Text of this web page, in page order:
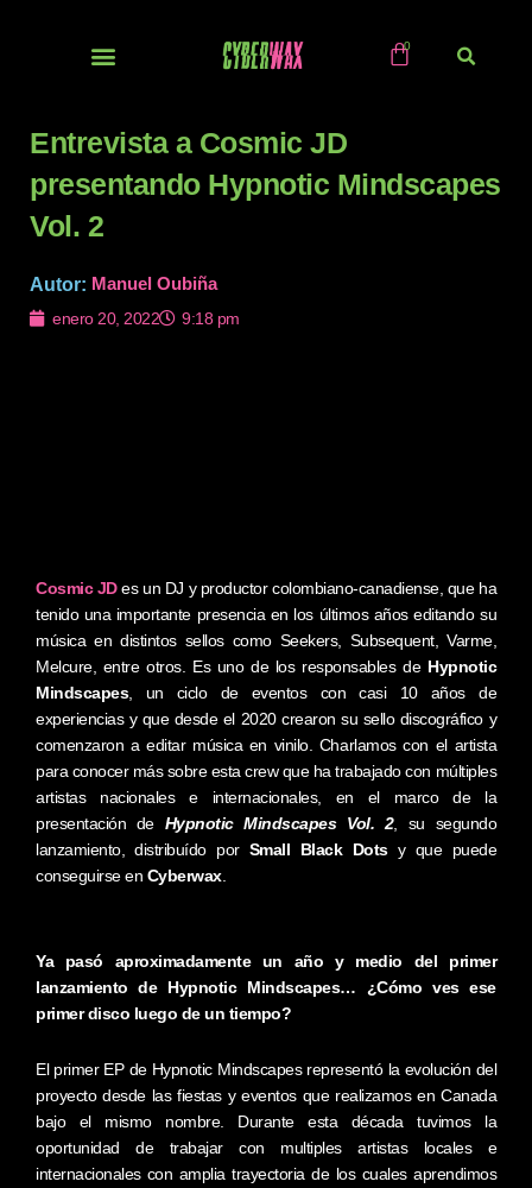
Entrevista a Cosmic JD
presentando Hypnotic Mindscapes
Vol. 2
Autor:‎ ‎ Manuel Oubiña
enero 20, 2022 9:18 pm
Cosmic JDes un DJ y productor colombiano-canadiense, que ha
tenido una importante presencia en los últimos años editando su
música en distintos sellos como Seekers, Subsequent, Varme,
Melcure, entre otros. Es uno de los responsables de Hypnotic
Mindscapes, un ciclo de eventos con casi 10 años de
experiencias y que desde el 2020 crearon su sello discográfico y
comenzaron a editar música en vinilo. Charlamos con el artista
para conocer más sobre esta crew que ha trabajado con múltiples
artistas nacionales e internacionales, en el marco de la
presentación de Hypnotic Mindscapes Vol. 2, su segundo
lanzamiento, distribuído por Small Black Dotsy que puede
conseguirse en Cyberwax.
Ya pasó aproximadamente un año y medio del primer
lanzamiento de Hypnotic Mindscapes… ¿Cómo ves ese
primer disco luego de un tiempo?
El primer EP de Hypnotic Mindscapes representó la evolución del
proyecto desde las fiestas y eventos que realizamos en Canada
bajo el mismo nombre. Durante esta década tuvimos la
oportunidad de trabajar con multiples artistas locales e
internacionales con amplia trayectoria de los cuales aprendimos